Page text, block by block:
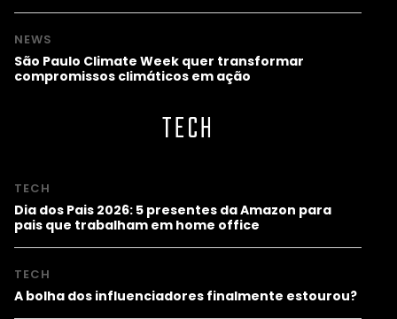
NEWS
São Paulo Climate Week quer transformar
compromissos climáticos em ação
TECH
TECH
Dia dos Pais 2026: 5 presentes da Amazon para
pais que trabalham em home office
TECH
A bolha dos influenciadores finalmente estourou?